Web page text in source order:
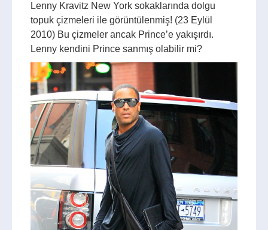
Lenny Kravitz New York sokaklarında dolgu
topuk çizmeleri ile görüntülenmiş! (23 Eylül
2010) Bu çizmeler ancak Prince’e yakışırdı.
Lenny kendini Prince sanmış olabilir mi?